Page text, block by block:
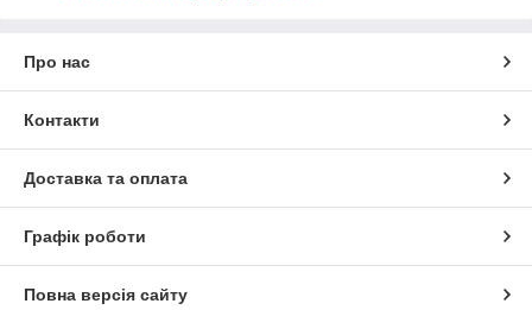
Про нас
Контакти
Доставка та оплата
Графік роботи
Повна версія сайту